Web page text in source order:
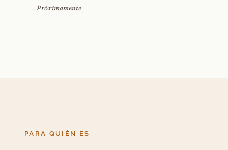
Próximamente
PARA QUIÉN ES